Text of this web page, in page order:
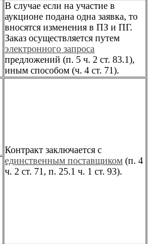
В случае если на участие в
аукционе подана одна заявка, то
вносятся изменения в ПЗ и ПГ.
Заказ осуществляется путем
электронного запроса
предложений (п. 5 ч. 2 ст. 83.1),
иным способом (ч. 4 ст. 71).
Контракт заключается с
единственным поставщиком (п. 4
ч. 2 ст. 71, п. 25.1 ч. 1 ст. 93).